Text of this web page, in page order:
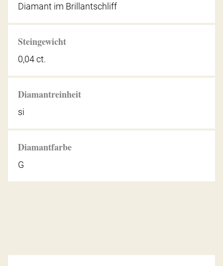
Diamant im Brillantschliff
Steingewicht
0,04 ct.
Diamantreinheit
si
Diamantfarbe
G